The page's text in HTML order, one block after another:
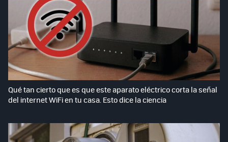
Qué tan cierto que es que este aparato eléctrico corta la señal
del internet WiFi en tu casa. Esto dice la ciencia